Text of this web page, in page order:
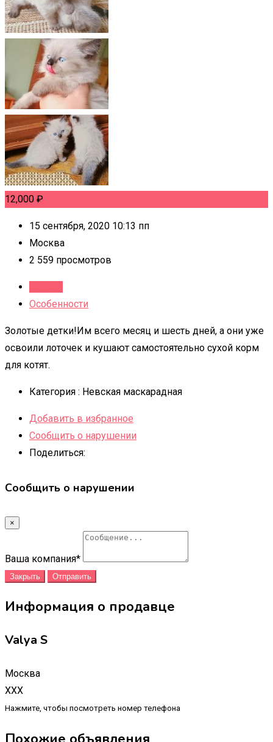
12,000 ₽
15 сентября, 2020 10:13 пп
Москва
2 559 просмотров
Особенности
Золотые детки!Им всего месяц и шесть дней, а они уже
освоили лоточек и кушают самостоятельно сухой корм
для котят.
Категория : Невская маскарадная
Добавить в избранное
Сообщить о нарушении
Поделиться:
Сообщить о нарушении
×
Ваша компания*
Закрыть Отправить
Информация о продавце
Valya S
Москва
XXX
Нажмите, чтобы посмотреть номер телефона